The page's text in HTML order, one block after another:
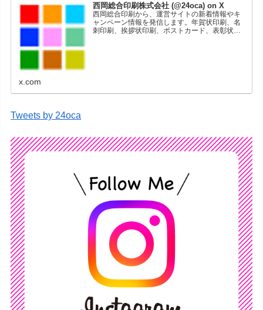
西岡総合印刷株式会社 (@24oca) on X
西岡総合印刷から、運営サイトの新着情報やキ
ャンペーン情報を発信します。年賀状印刷、名
刺印刷、挨拶状印刷、ポストカード、表彰状印
x.com
Tweets by 24oca